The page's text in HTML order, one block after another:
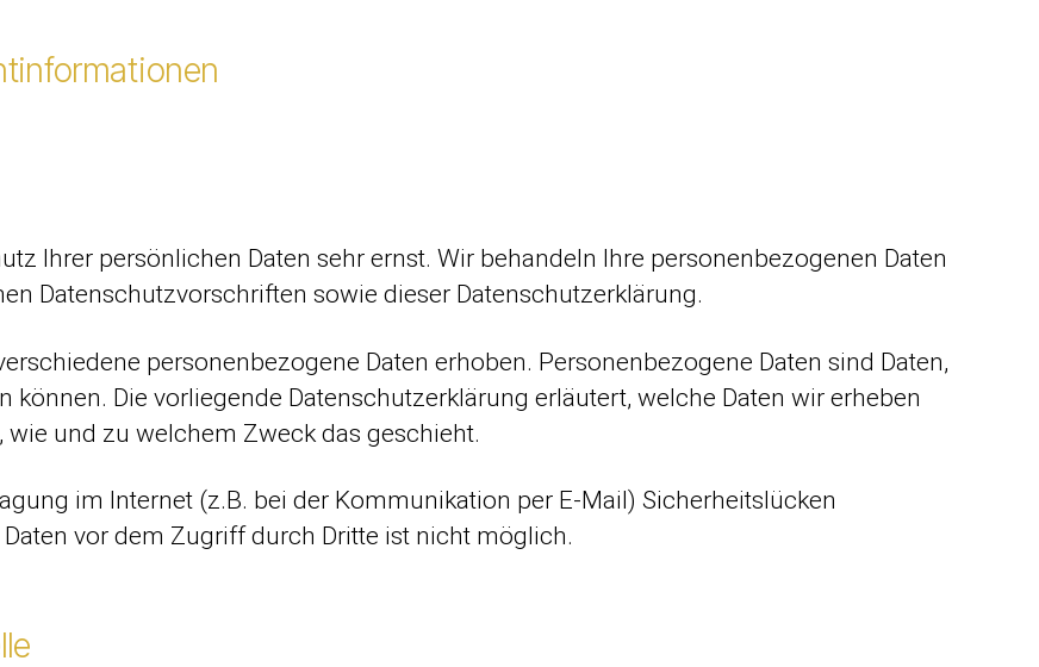
Ihrer persönlichen Daten sehr ernst. Wir behandeln Ihre personenbezogenen Daten
Datenschutzvorschriften sowie dieser Datenschutzerklärung.
personenbezogene Daten erhoben. Personenbezogene Daten sind Daten,
Die vorliegende Datenschutzerklärung erläutert, welche Daten wir erheben
und zu welchem Zweck das geschieht.
im Internet (z.B. bei der Kommunikation per E-Mail) Sicherheitslücken
vor dem Zugriff durch Dritte ist nicht möglich.